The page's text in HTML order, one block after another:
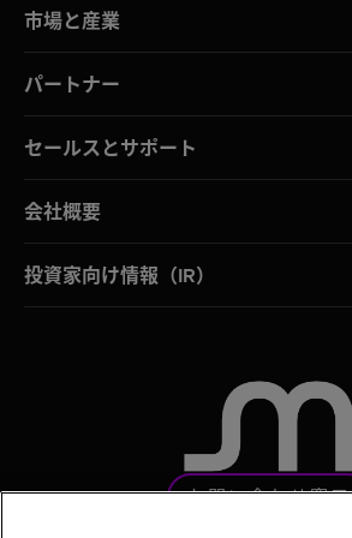
市場と産業
パートナー
セールスとサポート
会社概要
投資家向け情報（IR）
お問い合わせ窓口